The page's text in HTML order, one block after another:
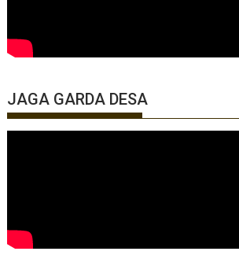
JAGA GARDA DESA